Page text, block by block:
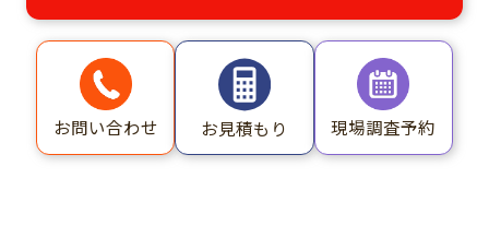
お問い合わせ お見積もり 現場調査予約